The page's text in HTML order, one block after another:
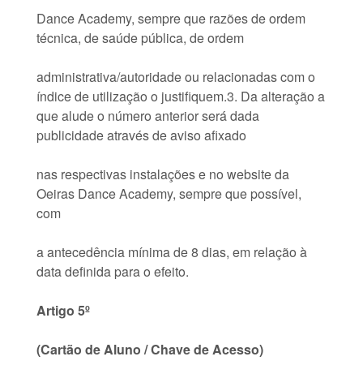
Dance Academy, sempre que razões de ordem
técnica, de saúde pública, de ordem
administrativa/autoridade ou relacionadas com o
índice de utilização o justifiquem.3. Da alteração a
que alude o número anterior será dada
publicidade através de aviso afixado
nas respectivas instalações e no website da
Oeiras Dance Academy, sempre que possível,
com
a antecedência mínima de 8 dias, em relação à
data definida para o efeito.
Artigo 5º
(Cartão de Aluno / Chave de Acesso)